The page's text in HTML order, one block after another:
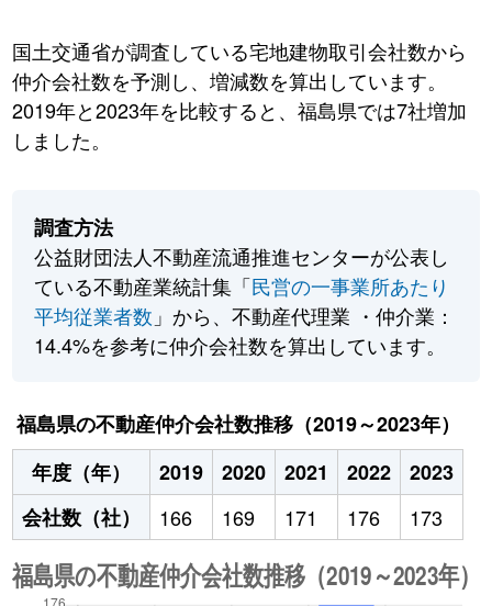
国土交通省が調査している宅地建物取引会社数から
仲介会社数を予測し、増減数を算出しています。
2019年と2023年を比較すると、福島県では7社増加
しました。
調査方法
公益財団法人不動産流通推進センターが公表し
ている不動産業統計集「民営の一事業所あたり
平均従業者数 」から、不動産代理業 ・仲介業：
14.4%を参考に仲介会社数を算出しています。
福島県の不動産仲介会社数推移（2019～2023年）
年度（年）
2019 2020 2021 2022
2023
会社数（社）
166 169 171 176 173